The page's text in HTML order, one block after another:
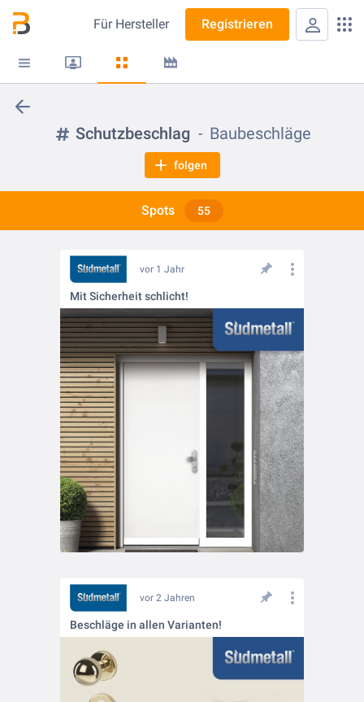
Für Hersteller Registrieren
Schutzbeschlag Baubeschläge
folgen
Spots 55
vor 1 Jahr
Mit Sicherheit schlicht!
vor 2 Jahren
Beschläge in allen Varianten!